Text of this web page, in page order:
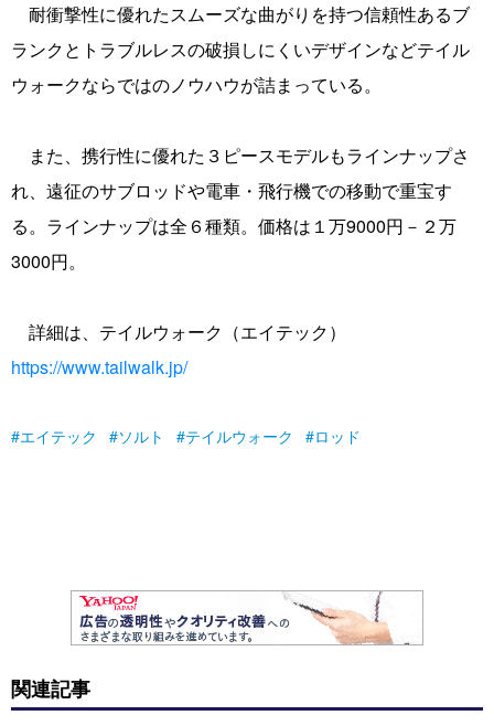
耐衝撃性に優れたスムーズな曲がりを持つ信頼性あるブ
ランクとトラブルレスの破損しにくいデザインなどテイル
ウォークならではのノウハウが詰まっている。
また、携行性に優れた３ピースモデルもラインナップさ
れ、遠征のサブロッドや電車・飛行機での移動で重宝す
る。ラインナップは全６種類。価格は１万9000円－２万
3000円。
詳細は、テイルウォーク（エイテック）
https://www.tailwalk.jp/
エイテック ソルト テイルウォーク ロッド
関連記事